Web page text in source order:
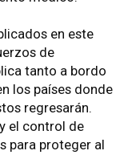
en este
de
tanto a bordo
los países donde
regresarán.
el control de
para proteger al